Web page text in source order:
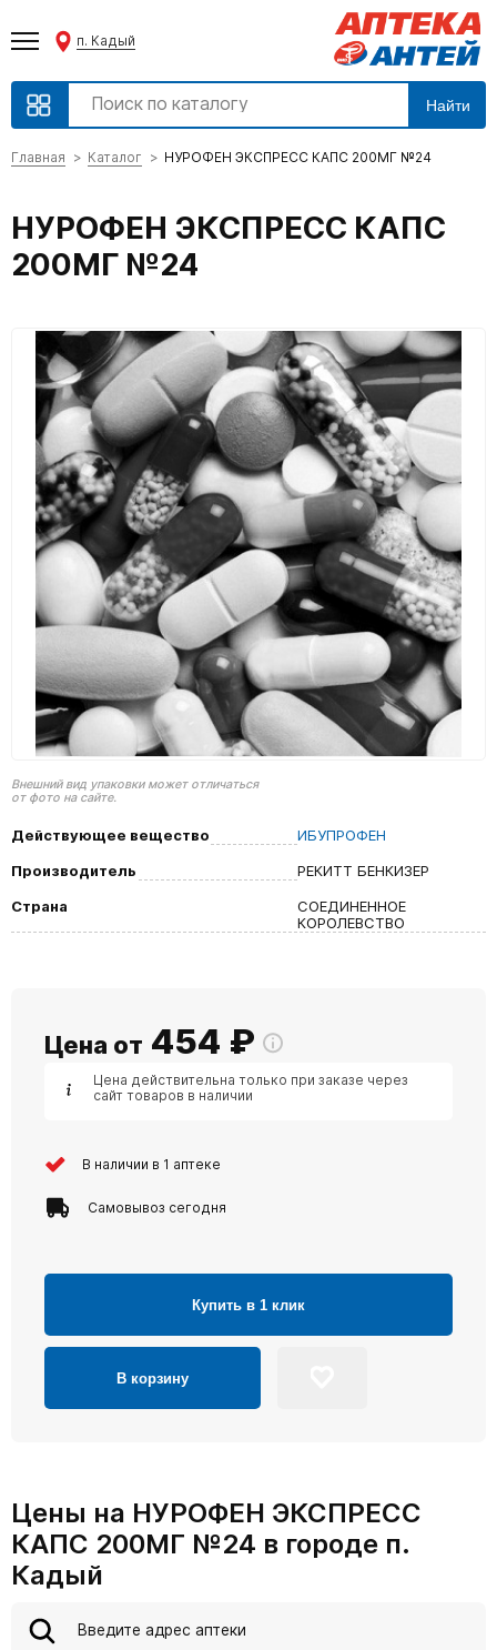
п. Кадый
Найти
Главная Каталог НУРОФЕН ЭКСПРЕСС КАПС 200МГ №24
НУРОФЕН ЭКСПРЕСС КАПС
200МГ №24
Внешний вид упаковки может отличаться
от фото на сайте.
Действующее вещество
ИБУПРОФЕН
Производитель
РЕКИТТ БЕНКИЗЕР
Страна
СОЕДИНЕННОЕ
КОРОЛЕВСТВО
Цена от 454 ₽
Цена действительна только при заказе через
сайт товаров в наличии
В наличии в 1 аптеке
Самовывоз сегодня
Купить в 1 клик
В корзину
Цены на НУРОФЕН ЭКСПРЕСС
КАПС 200МГ №24 в городе п.
Кадый